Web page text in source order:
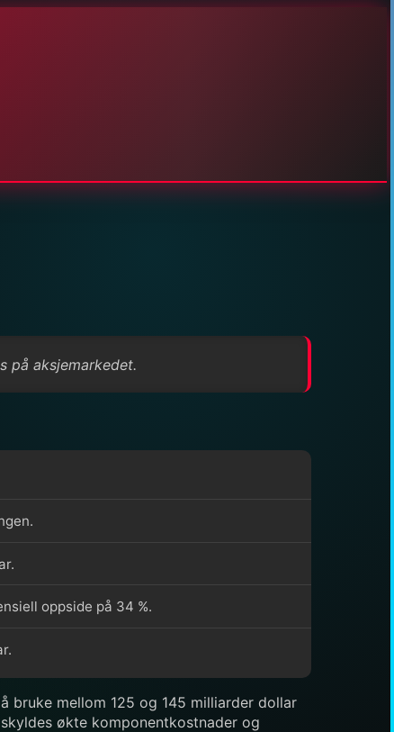
på aksjemarkedet.
oppside på 34 %.
bruke mellom 125 og 145 milliarder dollar
økte komponentkostnader og